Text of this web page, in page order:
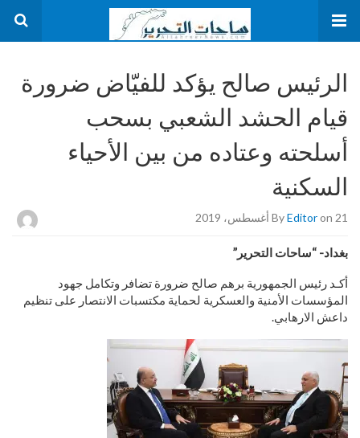
الرئيس صالح يؤكد للفيّاض ضرورة
قيام الحشد الشعبي بسحب
أسلحته وعتاده من بين الأحياء
السكنية
ByEditoron 21 أغسطس، 2019
بغداد- “ساحات التحرير”
أكـد رئيس الجمهورية برهم صالح ضرورة تضافر وتكامل جهود
المؤسسات الأمنية والعسكرية لحماية مكتسبات الانتصار على تنظيم
داعش الارهابي.